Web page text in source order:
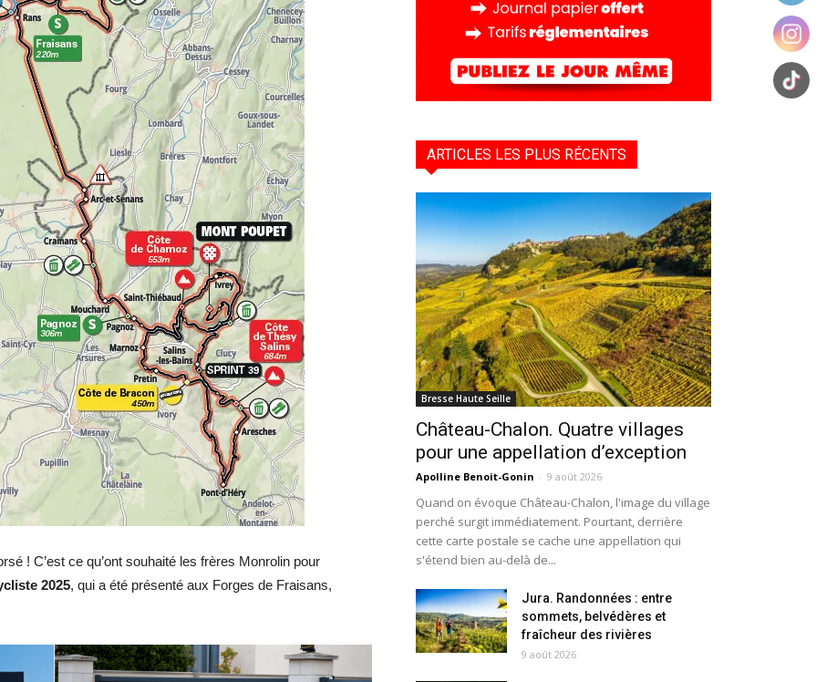
Hebdo39
! C’est ce qu’ont souhaité les frères Monrolin pour
2025, qui a été présenté aux Forges de Fraisans,
ARTICLES LES PLUS RÉCENTS
Bresse Haute Seille
Château-Chalon. Quatre villages
pour une appellation d’exception
Apolline Benoit-Gonin - 9 août 2026
Quand on évoque Château-Chalon, l'image du village
perché surgit immédiatement. Pourtant, derrière
cette carte postale se cache une appellation qui
s'étend bien au-delà de...
Jura. Randonnées : entre
sommets, belvédères et
fraîcheur des rivières
9 août 2026